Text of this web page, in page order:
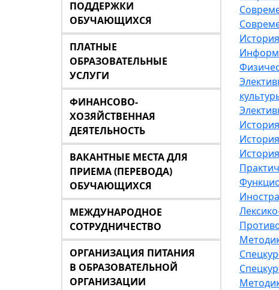
ПОДДЕРЖКИ
ОБУЧАЮЩИХСЯ
ПЛАТНЫЕ
ОБРАЗОВАТЕЛЬНЫЕ
УСЛУГИ
ФИНАНСОВО-
ХОЗЯЙСТВЕННАЯ
ДЕЯТЕЛЬНОСТЬ
ВАКАНТНЫЕ МЕСТА ДЛЯ
ПРИЕМА (ПЕРЕВОДА)
ОБУЧАЮЩИХСЯ
МЕЖДУНАРОДНОЕ
СОТРУДНИЧЕСТВО
ОРГАНИЗАЦИЯ ПИТАНИЯ
В ОБРАЗОВАТЕЛЬНОЙ
ОРГАНИЗАЦИИ